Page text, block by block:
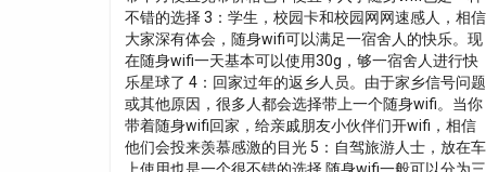
不错的选择 3：学生，校园卡和校园网网速感人，相信
大家深有体会，随身wifi可以满足一宿舍人的快乐。现
在随身wifi一天基本可以使用30g，够一宿舍人进行快
乐星球了 4：回家过年的返乡人员。由于家乡信号问题
或其他原因，很多人都会选择带上一个随身wifi。当你
带着随身wifi回家，给亲戚朋友小伙伴们开wifi，相信
他们会投来羡慕感激的目光 5：自驾旅游人士，放在车